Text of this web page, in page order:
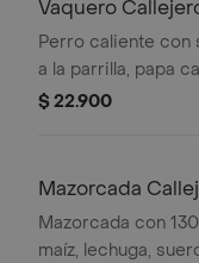
Vaquero
Perro caliente con
a la parrilla, papa
picada, salsa
$ 22.900
Mazorcada
Mazorcada con
maíz, lechuga,